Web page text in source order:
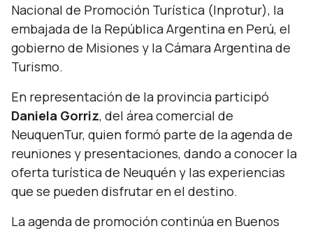
Nacional de Promoción Turística (Inprotur), la
embajada de la República Argentina en Perú, el
gobierno de Misiones y la Cámara Argentina de
Turismo.
En representación de la provincia participó
Daniela Gorriz, del área comercial de
NeuquenTur, quien formó parte de la agenda de
reuniones y presentaciones, dando a conocer la
oferta turística de Neuquén y las experiencias
que se pueden disfrutar en el destino.
La agenda de promoción continúa en Buenos